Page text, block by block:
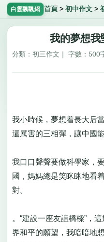
白雲飄飄網 首頁 > 初中作文>
我的夢想我
分類：初三作文｜ 字數：500
我小時候，夢想着長大后
還厲害的三相彈，讓中國
我口口聲聲要做科學家，
國，媽媽總是笑眯眯地看
對。
。“建設一座友誼橋樑”，
界和平的願望，我暗暗地